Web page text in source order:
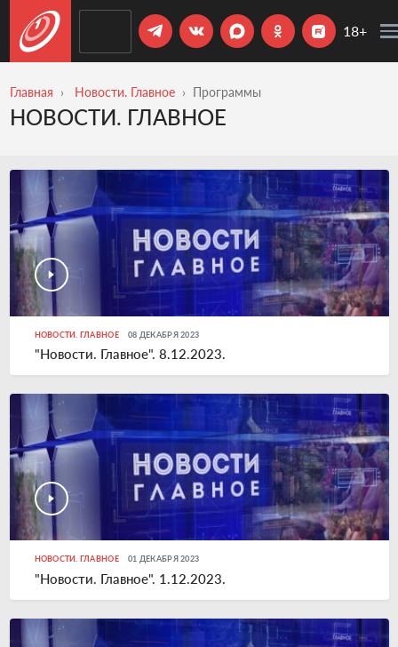
18+
Главная Новости. Главное Программы
НОВОСТИ. ГЛАВНОЕ
НОВОСТИ. ГЛАВНОЕ 08 ДЕКАБРЯ 2023
"Новости. Главное". 8.12.2023.
НОВОСТИ. ГЛАВНОЕ 01 ДЕКАБРЯ 2023
"Новости. Главное". 1.12.2023.